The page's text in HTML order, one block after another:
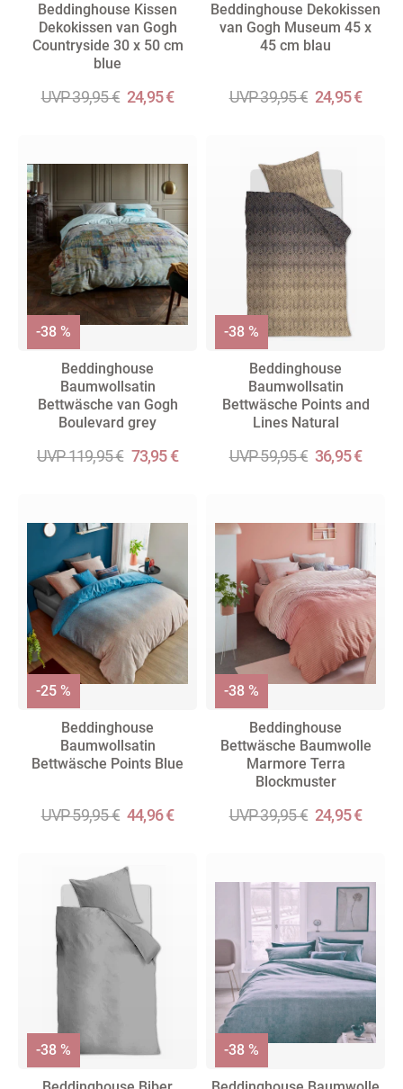
Beddinghouse Kissen
Dekokissen van Gogh
Countryside 30 x 50 cm
blue
UVP 39,95 € 24,95 €
Beddinghouse Dekokissen
van Gogh Museum 45 x
45 cm blau
UVP 39,95 € 24,95 €
Beddinghouse
Baumwollsatin
Bettwäsche van Gogh
Boulevard grey
UVP 119,95 € 73,95 €
-38 %
Beddinghouse
Baumwollsatin
Bettwäsche Points and
Lines Natural
UVP 59,95 € 36,95 €
-38 %
Beddinghouse
Baumwollsatin
Bettwäsche Points Blue
UVP 59,95 € 44,96 €
-25 %
Beddinghouse
Bettwäsche Baumwolle
Marmore Terra
Blockmuster
UVP 39,95 € 24,95 €
-38 %
-38 % -38 %